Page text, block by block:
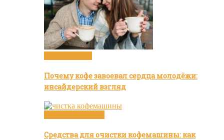
Почему кофе завоевал сердца молодёжи:
инсайдерский взгляд
Средства для очистки кофемашины: как